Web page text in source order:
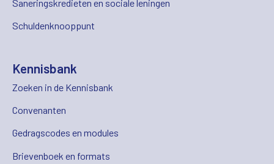
Saneringskredieten en sociale leningen
Schuldenknooppunt
Kennisbank
Zoeken in de Kennisbank
Convenanten
Gedragscodes en modules
Brievenboek en formats